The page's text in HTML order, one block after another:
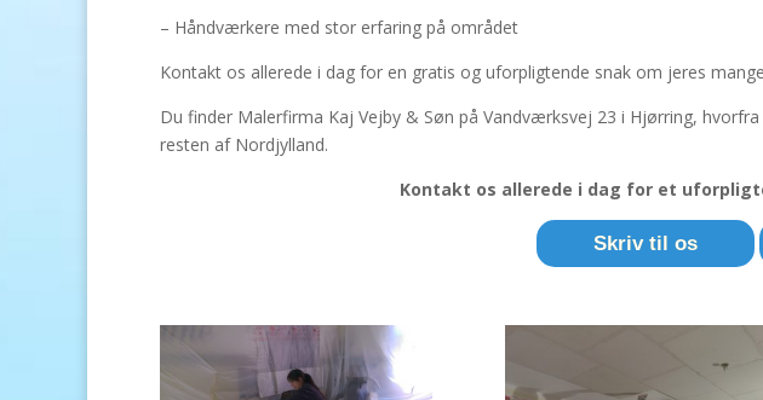
– Håndværkere med stor erfaring på området
Kontakt os allerede i dag for en gratis og uforpligtende snak om jeres
Du finder Malerfirma Kaj Vejby & Søn på Vandværksvej 23 i Hjørring,
resten af Nordjylland.
Kontakt os allerede i dag for et
Skriv til os